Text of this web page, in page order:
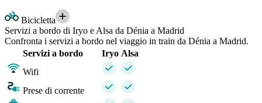
Bicicletta
Servizi a bordo di Iryo e Alsa da Dénia a Madrid
Confronta i servizi a bordo nel viaggio in train da Dénia a Madrid.
Servizi a bordo
Iryo Alsa
Wifi
Prese di corrente